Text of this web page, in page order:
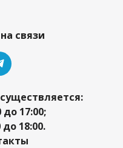
связи
до 17:00;
до 18:00.